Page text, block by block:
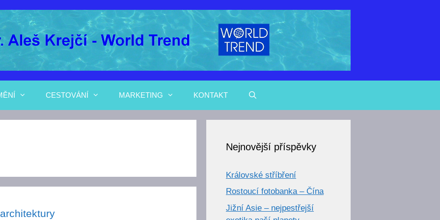
CESTOVÁNÍ MARKETING KONTAKT
Nejnovější příspěvky
Královské stříbření
Rostoucí fotobanka – Čína
Jižní Asie – nejpestřejší